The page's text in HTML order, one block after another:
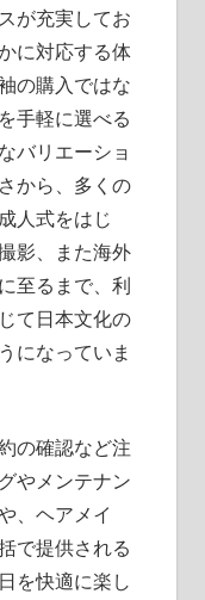
が充実してお
に対応する体
の購入ではな
手軽に選べる
バリエーショ
から、多くの
人式をはじ
影、また海外
至るまで、利
て日本文化の
になっていま
の確認など注
やメンテナン
、ヘアメイ
で提供される
を快適に楽し